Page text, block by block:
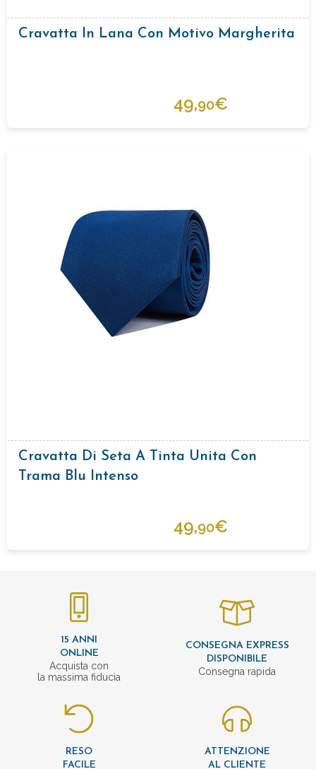
Cravatta In Lana Con Motivo Margherita
49,90€
Cravatta Di Seta A Tinta Unita Con
Trama Blu Intenso
49,90€
15 ANNI
ONLINE
Acquista con
la massima fiducia
CONSEGNA EXPRESS
DISPONIBILE
Consegna rapida
RESO
FACILE
ATTENZIONE
AL CLIENTE